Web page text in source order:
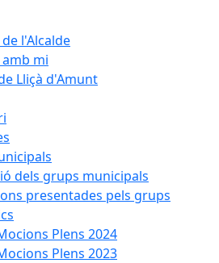
l'Alcalde
mi
Lliçà d'Amunt
dels grups municipals
presentades pels grups
Plens 2024
Plens 2023